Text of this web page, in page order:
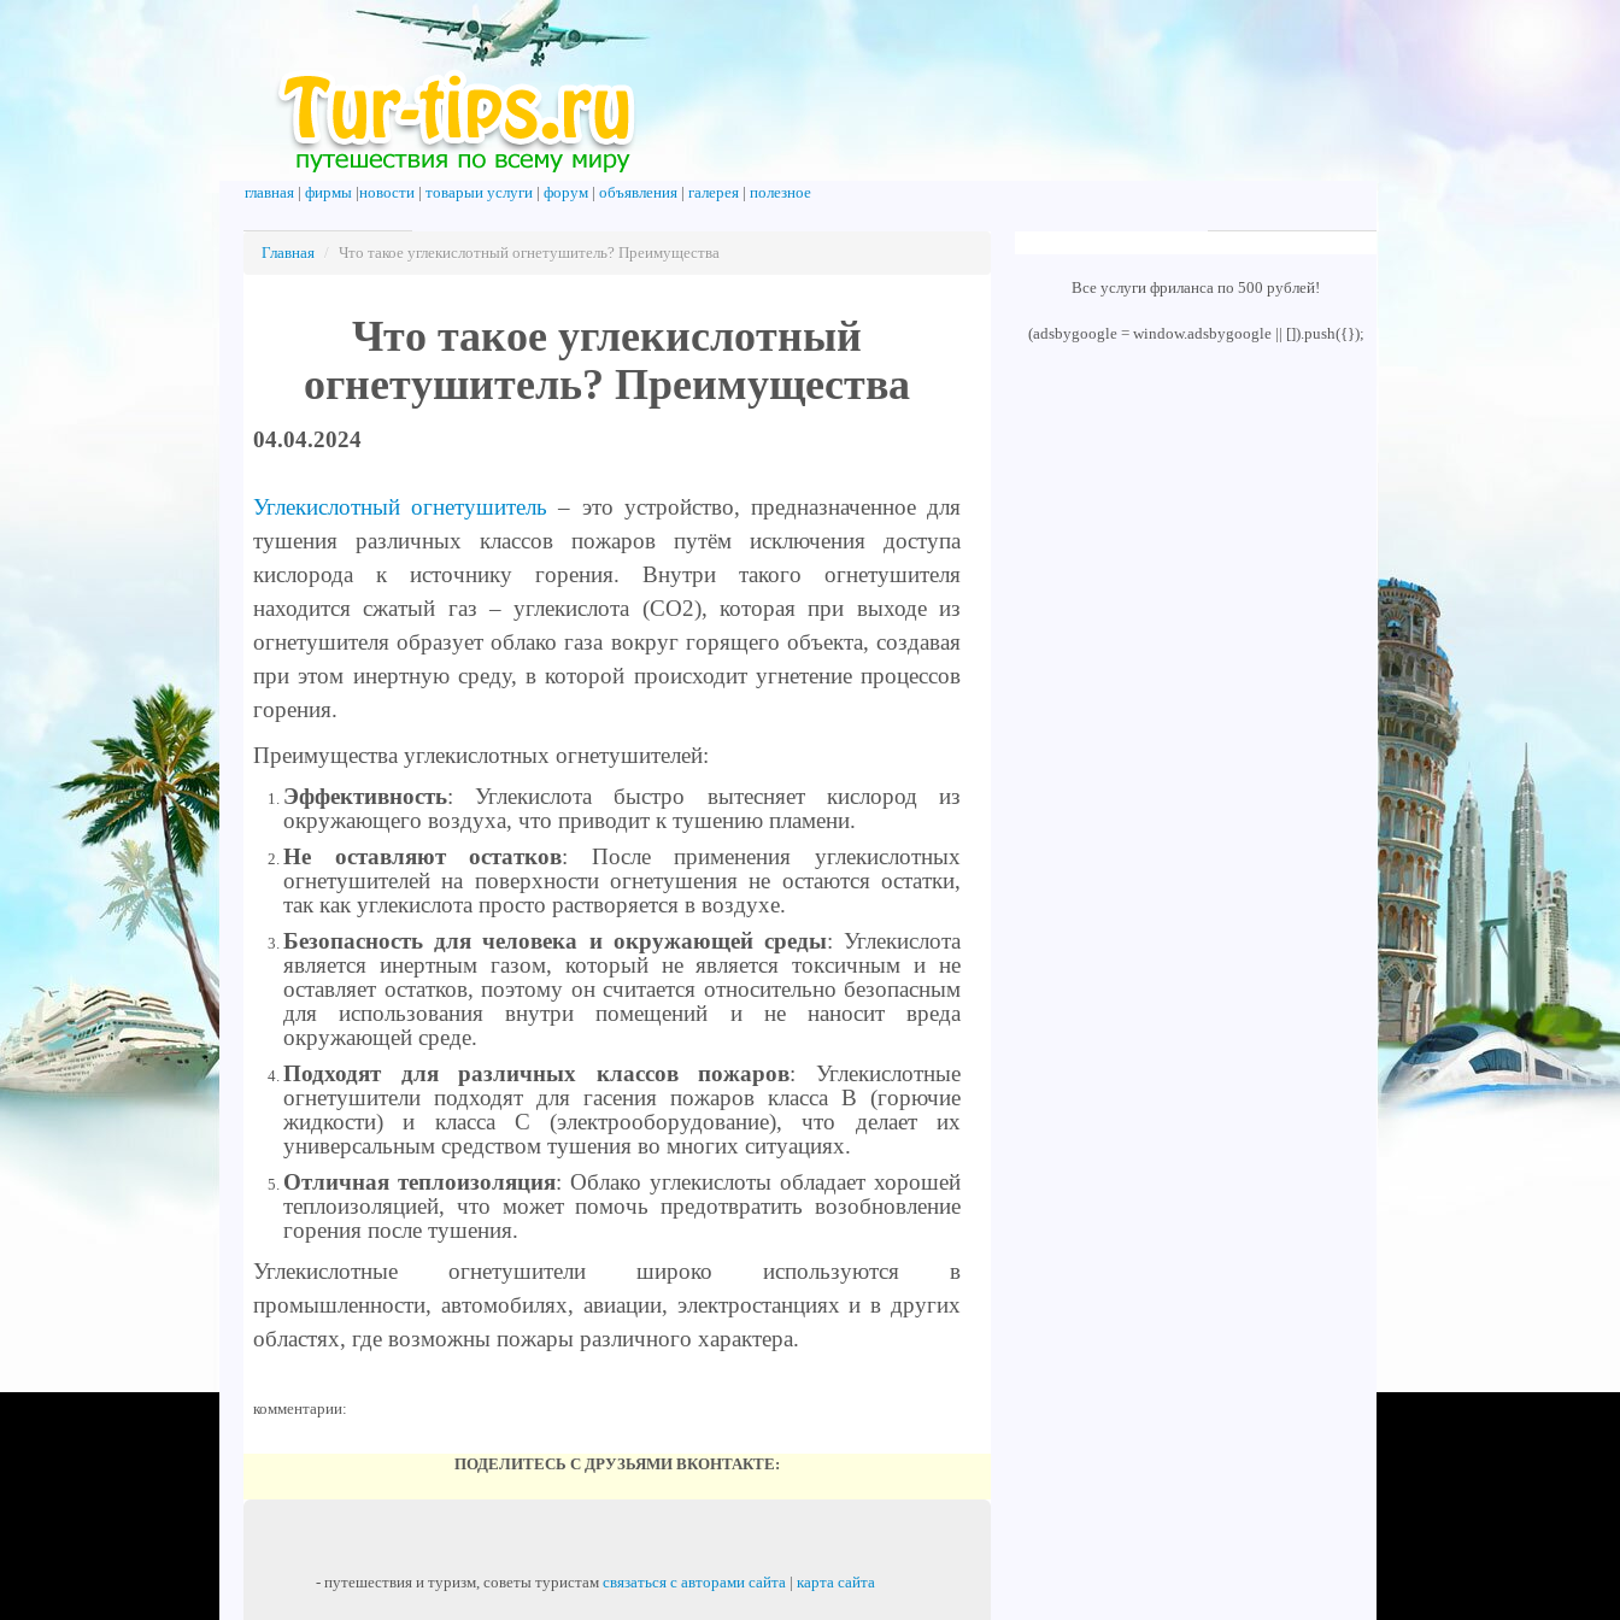
главная фирмы новости товарыи услуги форум объявления галерея полезное
Главная / Что такое углекислотный огнетушитель? Преимущества
Что такое углекислотный
огнетушитель? Преимущества
04.04.2024
Углекислотный огнетушитель – это устройство, предназначенное для
тушения различных классов пожаров путём исключения доступа
кислорода к источнику горения. Внутри такого огнетушителя
находится сжатый газ – углекислота (CO2), которая при выходе из
огнетушителя образует облако газа вокруг горящего объекта, создавая
при этом инертную среду, в которой происходит угнетение процессов
горения.
Преимущества углекислотных огнетушителей:
Эффективность: Углекислота быстро вытесняет кислород из
окружающего воздуха, что приводит к тушению пламени.
Не оставляют остатков: После применения углекислотных
огнетушителей на поверхности огнетушения не остаются остатки,
так как углекислота просто растворяется в воздухе.
Безопасность для человека и окружающей среды: Углекислота
является инертным газом, который не является токсичным и не
оставляет остатков, поэтому он считается относительно безопасным
для использования внутри помещений и не наносит вреда
окружающей среде.
Подходят для различных классов пожаров: Углекислотные
огнетушители подходят для гасения пожаров класса B (горючие
жидкости) и класса C (электрооборудование), что делает их
универсальным средством тушения во многих ситуациях.
Отличная теплоизоляция: Облако углекислоты обладает хорошей
теплоизоляцией, что может помочь предотвратить возобновление
горения после тушения.
Углекислотные огнетушители широко используются в
промышленности, автомобилях, авиации, электростанциях и в других
областях, где возможны пожары различного характера.
комментарии:
ПОДЕЛИТЕСЬ С ДРУЗЬЯМИ ВКОНТАКТЕ:
- путешествия и туризм, советы туристам связаться с авторами сайта карта сайта
Все услуги фриланса по 500 рублей!
(adsbygoogle = window.adsbygoogle || []).push({});